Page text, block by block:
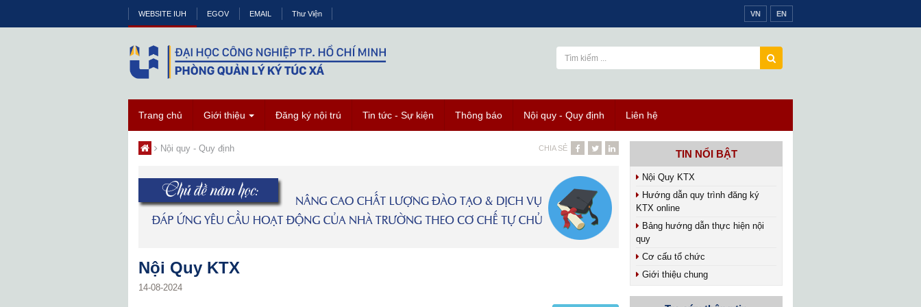
WEBSITE IUH EGOV EMAIL Thư Viện VN EN
Trang chủ Giới thiệu Đăng ký nội trú Tin tức - Sự kiện Thông báo Nội quy - Quy định Liên hệ
Nội quy - Quy định CHIA SẺ
Nội Quy KTX
14-08-2024
TIN NỔI BẬT
Nội Quy KTX
Hướng dẫn quy trình đăng ký
KTX online
Bảng hướng dẫn thực hiện nội
quy
Cơ cấu tổ chức
Giới thiệu chung